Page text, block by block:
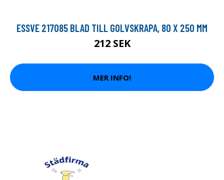
ESSVE 217085 BLAD TILL GOLVSKRAPA, 80 X 250 MM
212 SEK
MER INFO!